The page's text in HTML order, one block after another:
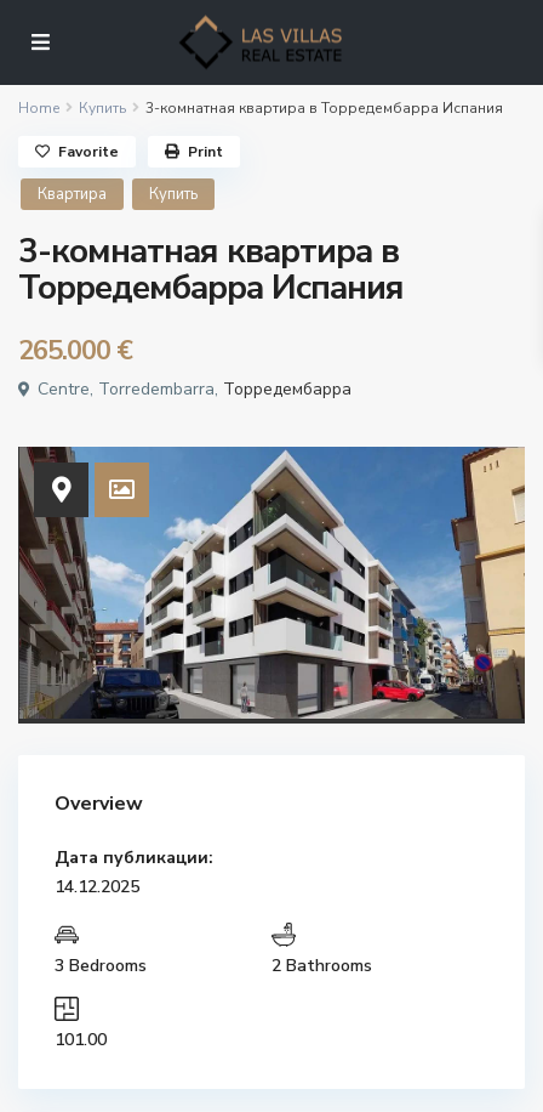
Home Купить 3-комнатная квартира в Торредембарра Испания
Квартира Купить
3-комнатная квартира в
Торредембарра Испания
265.000 €
Centre, Torredembarra, Торредембарра
Favorite Print
Overview
Дата публикации:
14.12.2025
3 Bedrooms 2 Bathrooms
101.00